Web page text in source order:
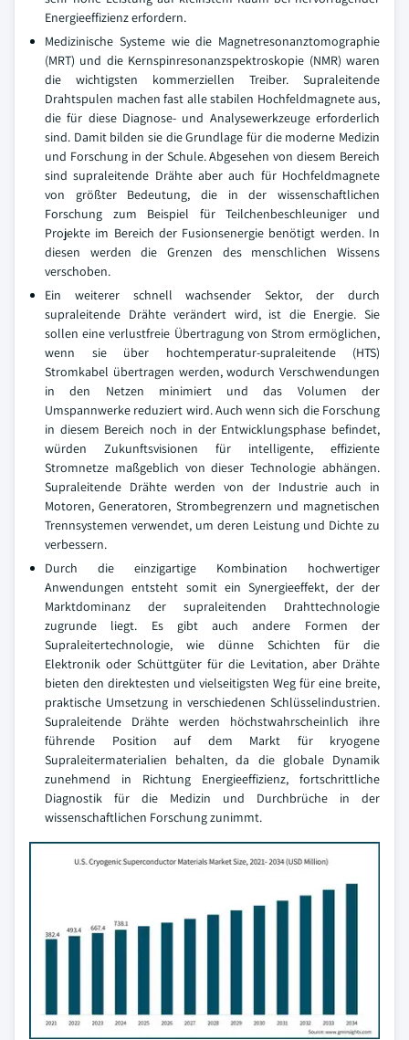
Energieeffizienz erfordern.
Medizinische Systeme wie die Magnetresonanztomographie
(MRT) und die Kernspinresonanzspektroskopie (NMR) waren
die wichtigsten kommerziellen Treiber. Supraleitende
Drahtspulen machen fast alle stabilen Hochfeldmagnete aus,
die für diese Diagnose- und Analysewerkzeuge erforderlich
sind. Damit bilden sie die Grundlage für die moderne Medizin
und Forschung in der Schule. Abgesehen von diesem Bereich
sind supraleitende Drähte aber auch für Hochfeldmagnete
von größter Bedeutung, die in der wissenschaftlichen
Forschung zum Beispiel für Teilchenbeschleuniger und
Projekte im Bereich der Fusionsenergie benötigt werden. In
diesen werden die Grenzen des menschlichen Wissens
verschoben.
Ein weiterer schnell wachsender Sektor, der durch
supraleitende Drähte verändert wird, ist die Energie. Sie
sollen eine verlustfreie Übertragung von Strom ermöglichen,
wenn sie über hochtemperatur-supraleitende (HTS)
Stromkabel übertragen werden, wodurch Verschwendungen
in den Netzen minimiert und das Volumen der
Umspannwerke reduziert wird. Auch wenn sich die Forschung
in diesem Bereich noch in der Entwicklungsphase befindet,
würden Zukunftsvisionen für intelligente, effiziente
Stromnetze maßgeblich von dieser Technologie abhängen.
Supraleitende Drähte werden von der Industrie auch in
Motoren, Generatoren, Strombegrenzern und magnetischen
Trennsystemen verwendet, um deren Leistung und Dichte zu
verbessern.
Durch die einzigartige Kombination hochwertiger
Anwendungen entsteht somit ein Synergieeffekt, der der
Marktdominanz der supraleitenden Drahttechnologie
zugrunde liegt. Es gibt auch andere Formen der
Supraleitertechnologie, wie dünne Schichten für die
Elektronik oder Schüttgüter für die Levitation, aber Drähte
bieten den direktesten und vielseitigsten Weg für eine breite,
praktische Umsetzung in verschiedenen Schlüsselindustrien.
Supraleitende Drähte werden höchstwahrscheinlich ihre
führende Position auf dem Markt für kryogene
Supraleitermaterialien behalten, da die globale Dynamik
zunehmend in Richtung Energieeffizienz, fortschrittliche
Diagnostik für die Medizin und Durchbrüche in der
wissenschaftlichen Forschung zunimmt.